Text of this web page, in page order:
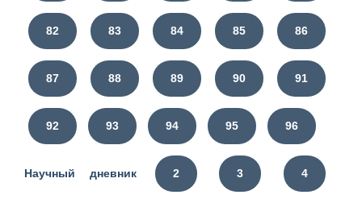
82 83 84 85 86
87 88 89 90 91
92 93 94 95 96
Научный дневник 2 3 4